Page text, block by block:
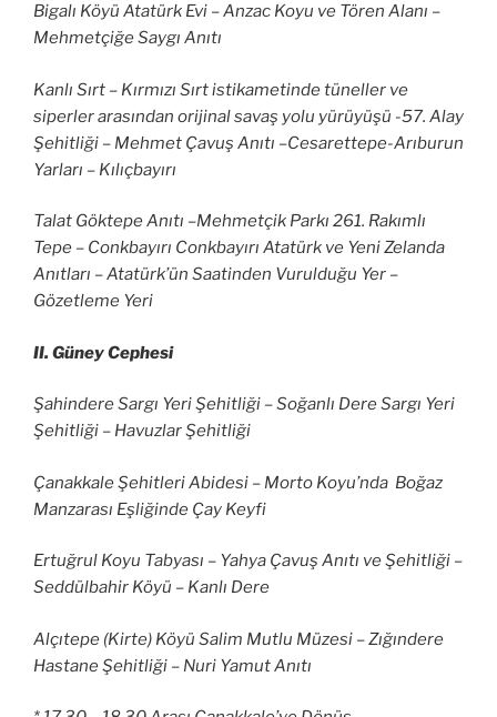
Bigalı Köyü Atatürk Evi – Anzac Koyu ve Tören Alanı –
Mehmetçiğe Saygı Anıtı
Kanlı Sırt – Kırmızı Sırt istikametinde tüneller ve
siperler arasından orijinal savaş yolu yürüyüşü -57. Alay
Şehitliği – Mehmet Çavuş Anıtı –Cesarettepe-Arıburun
Yarları – Kılıçbayırı
Talat Göktepe Anıtı –Mehmetçik Parkı 261. Rakımlı
Tepe – Conkbayırı Conkbayırı Atatürk ve Yeni Zelanda
Anıtları – Atatürk’ün Saatinden Vurulduğu Yer –
Gözetleme Yeri
II. Güney Cephesi
Şahindere Sargı Yeri Şehitliği – Soğanlı Dere Sargı Yeri
Şehitliği – Havuzlar Şehitliği
Çanakkale Şehitleri Abidesi – Morto Koyu’nda Boğaz
Manzarası Eşliğinde Çay Keyfi
Ertuğrul Koyu Tabyası – Yahya Çavuş Anıtı ve Şehitliği –
Seddülbahir Köyü – Kanlı Dere
Alçıtepe (Kirte) Köyü Salim Mutlu Müzesi – Zığındere
Hastane Şehitliği – Nuri Yamut Anıtı